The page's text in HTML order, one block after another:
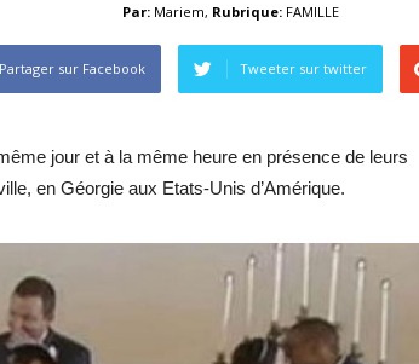
Par: Mariem, Rubrique: FAMILLE
Partager sur Facebook Tweeter sur twitter
jour et à la même heure en présence de leurs
en Géorgie aux Etats-Unis d’Amérique.